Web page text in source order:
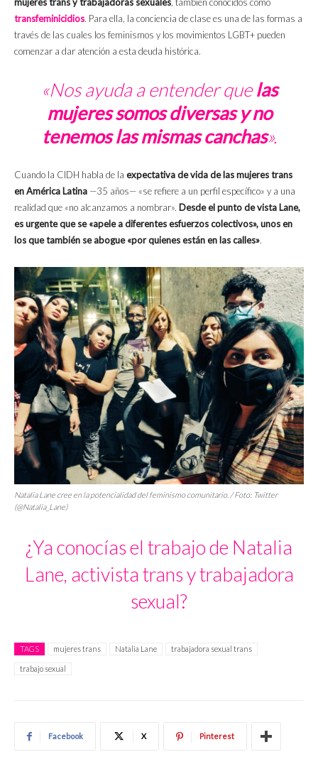
mujeres trans y trabajadoras sexuales, también conocidos como
transfeminicidios. Para ella, la conciencia de clase es una de las formas a
través de las cuales los feminismos y los movimientos LGBT+ pueden
comenzar a dar atención a esta deuda histórica.
«Nos ayuda a entender quelas
mujeres somos diversas y no
tenemos las mismas canchas».
Cuando la CIDH habla de la expectativa de vida de las mujeres trans
en América Latina —35 años— «se refiere a un perfil específico» y a una
realidad que «no alcanzamos a nombrar». Desde el punto de vista Lane,
es urgente que se «apele a diferentes esfuerzos colectivos», unos en
los que también se abogue «por quienes están en las calles».
Natalia Lane cree en la potencialidad del feminismo comunitario. / Foto: Twitter
(@Natalia_Lane)
¿Ya conocías el trabajo de Natalia
Lane, activista trans y trabajadora
sexual?
TAGS mujeres trans Natalia Lane trabajadora sexual trans
trabajo sexual
Facebook X Pinterest